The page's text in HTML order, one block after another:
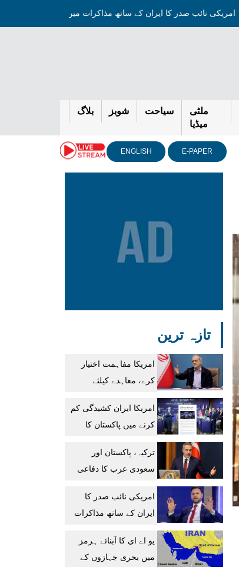
امریکی نائب صدر کا ایران کے ساتھ مذاکرات میں پیشرفت کا
ملٹی
میڈیا
سیاحت شوبز بلاگ
E-PAPER
ENGLISH
تازہ ترین
امریکا مفاہمت اختیار
کرے، معاہدے کیلئے
ہے: ایرانی صدر
امریکا ایران کشیدگی کم
کرنے میں پاکستان کا
رہا:ساؤتھ ایشین وائسز
ترکیہ، پاکستان اور
سعودی عرب کا دفاعی
جیسا ہے، حاقان فیدان
امریکی نائب صدر کا
ایران کے ساتھ مذاکرات
یو اے ای کا آبنائے ہرمز
میں بحری جہازوں کے